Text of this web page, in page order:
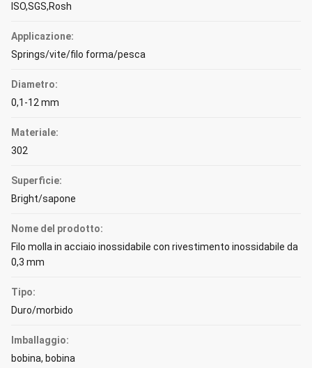
ISO,SGS,Rosh
Applicazione:
Springs/vite/filo forma/pesca
Diametro:
0,1-12 mm
Materiale:
302
Superficie:
Bright/sapone
Nome del prodotto:
Filo molla in acciaio inossidabile con rivestimento inossidabile da
0,3 mm
Tipo:
Duro/morbido
Imballaggio:
bobina, bobina